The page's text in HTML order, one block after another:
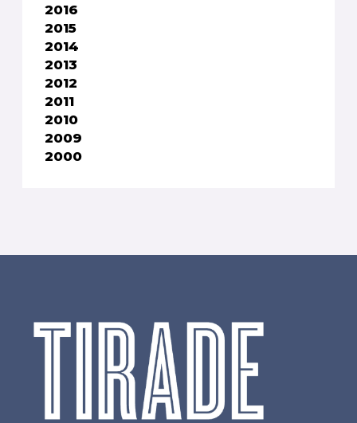
2016
2015
2014
2013
2012
2011
2010
2009
2000